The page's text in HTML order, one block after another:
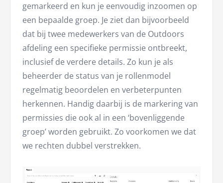
gemarkeerd en kun je eenvoudig inzoomen op
een bepaalde groep. Je ziet dan bijvoorbeeld
dat bij twee medewerkers van de Outdoors
afdeling een specifieke permissie ontbreekt,
inclusief de verdere details. Zo kun je als
beheerder de status van je rollenmodel
regelmatig beoordelen en verbeterpunten
herkennen. Handig daarbij is de markering van
permissies die ook al in een ‘bovenliggende
groep’ worden gebruikt. Zo voorkomen we dat
we rechten dubbel verstrekken.